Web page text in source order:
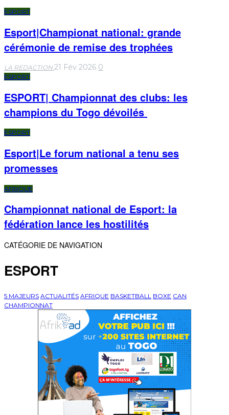
ESPORT
Esport|Championat national: grande
cérémonie de remise des trophées
LA REDACTION 21 Fév 2026 0
ESPORT
ESPORT| Championnat des clubs: les
champions du Togo dévoilés
ESPORT
Esport|Le forum national a tenu ses
promesses
AFRIQUE
Championnat national de Esport: la
fédération lance les hostilités
CATÉGORIE DE NAVIGATION
ESPORT
5 MAJEURS ACTUALITÉS AFRIQUE BASKETBALL BOXE CAN
CHAMPIONNAT